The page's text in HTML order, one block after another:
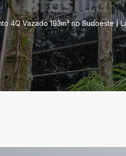
4Q Vazado 193m² no Sudoeste |